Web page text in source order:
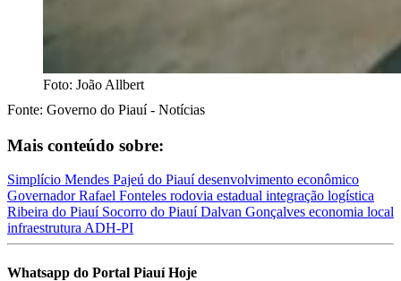
Foto: João Allbert
Fonte: Governo do Piauí - Notícias
Mais conteúdo sobre:
Simplício Mendes Pajeú do Piauídesenvolvimento econômico
Governador Rafael Fonteles rodovia estadual integração logística
Ribeira do Piauí Socorro do PiauíDalvan Gonçalves economia local
infraestrutura ADH-PI
Whatsapp do Portal Piauí Hoje